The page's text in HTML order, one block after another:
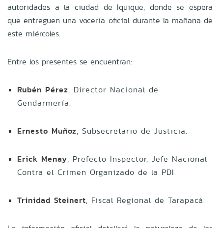
autoridades a la ciudad de Iquique, donde se espera
que entreguen una vocería oficial durante la mañana de
este miércoles.
Entre los presentes se encuentran:
Rubén Pérez, Director Nacional de
Gendarmería.
Ernesto Muñoz, Subsecretario de Justicia.
Erick Menay, Prefecto Inspector, Jefe Nacional
Contra el Crimen Organizado de la PDI.
Trinidad Steinert, Fiscal Regional de Tarapacá.